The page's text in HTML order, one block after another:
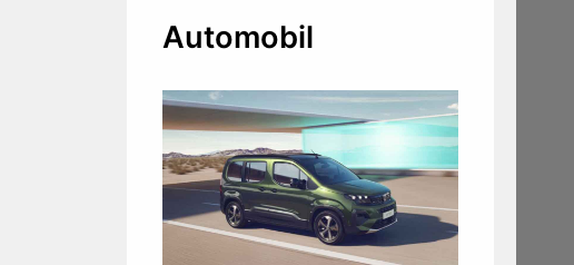
Automobil